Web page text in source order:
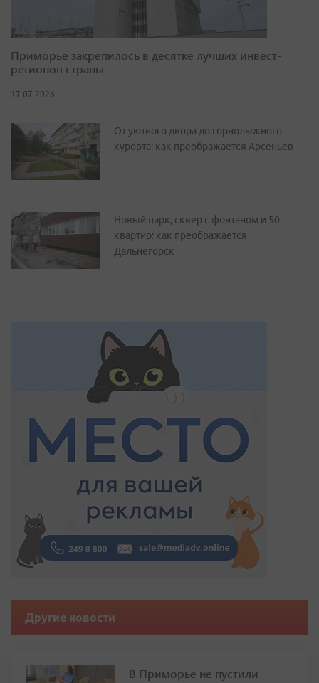
Приморье закрепилось в десятке лучших инвест-
регионов страны
17.07.2026
От уютного двора до горнолыжного
курорта: как преображается Арсеньев
Новый парк, сквер с фонтаном и 50
квартир: как преображается
Дальнегорск
Другие новости
В Приморье не пустили